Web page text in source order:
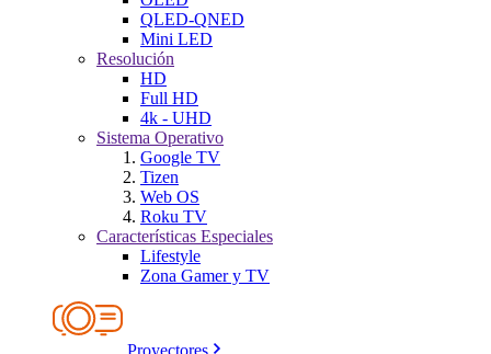
QLED-QNED
Mini LED
Resolución
HD
Full HD
4k - UHD
Sistema Operativo
Google TV
Tizen
Web OS
Roku TV
Características Especiales
Lifestyle
Zona Gamer y TV
Proyectores